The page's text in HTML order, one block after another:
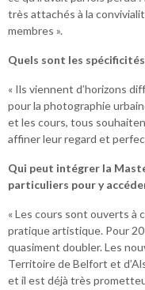
très attachés à la
membres ».
Quels sont les
« Ils viennent d’horizons
pour la photographie
et les cours, tous
affiner leur regard et
Qui peut intégrer la
particuliers pour y
« Les cours sont ouverts à
pratique artistique. Pour
quasiment doubler. Les
Territoire de Belfort et
et il est déjà très